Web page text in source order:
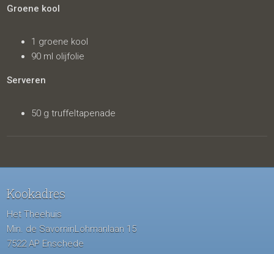
Groene kool
1 groene kool
90 ml olijfolie
Serveren
50 g truffeltapenade
Kookadres
Het Theehuis
Min. de SavorninLohmanlaan 15
7522 AP Enschede